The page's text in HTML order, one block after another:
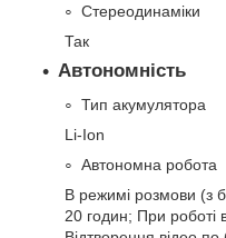
Стереодинаміки
Так
Автономність
Тип акумулятора
Li-Ion
Автономна робота
В режимі розмови (з
20 годин; При роботі